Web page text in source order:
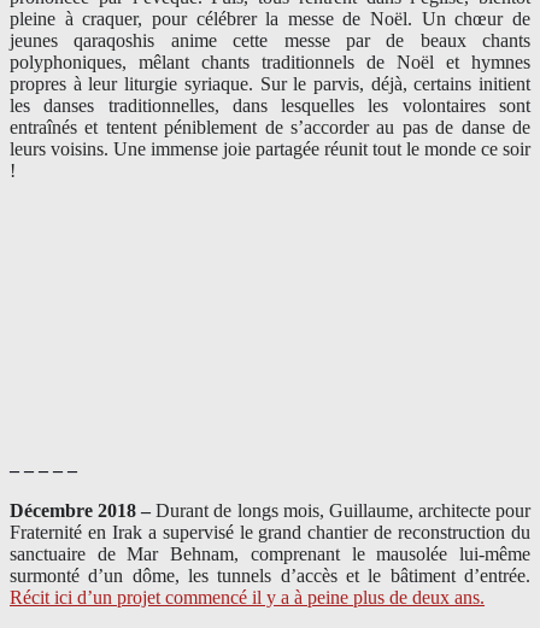
pleine à craquer, pour célébrer la messe de Noël. Un chœur de
jeunes qaraqoshis anime cette messe par de beaux chants
polyphoniques, mêlant chants traditionnels de Noël et hymnes
propres à leur liturgie syriaque. Sur le parvis, déjà, certains initient
les danses traditionnelles, dans lesquelles les volontaires sont
entraînés et tentent péniblement de s’accorder au pas de danse de
leurs voisins. Une immense joie partagée réunit tout le monde ce soir
!
– – – – –
Décembre 2018 –Durant de longs mois, Guillaume, architecte pour
Fraternité en Irak a supervisé le grand chantier de reconstruction du
sanctuaire de Mar Behnam, comprenant le mausolée lui-même
surmonté d’un dôme, les tunnels d’accès et le bâtiment d’entrée.
Récit ici d’un projet commencé il y a à peine plus de deux ans.